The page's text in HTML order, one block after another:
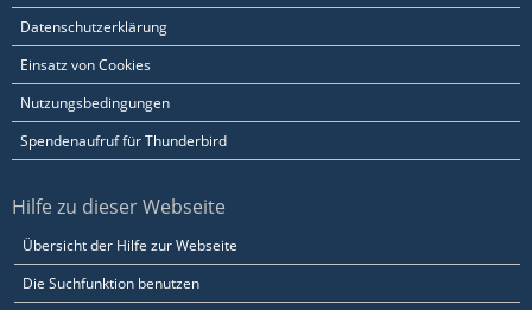
Datenschutzerklärung
Einsatz von Cookies
Nutzungsbedingungen
Spendenaufruf für Thunderbird
Hilfe zu dieser Webseite
Übersicht der Hilfe zur Webseite
Die Suchfunktion benutzen